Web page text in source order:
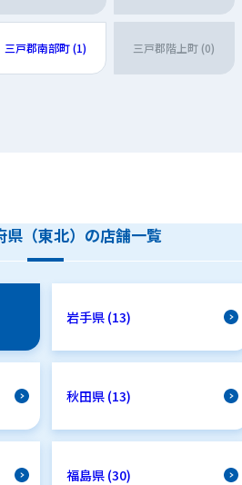
三戸郡南部町 (1) 三戸郡階上町 (0)
県（東北）の店舗一覧
岩手県 (13)
秋田県 (13)
福島県 (30)